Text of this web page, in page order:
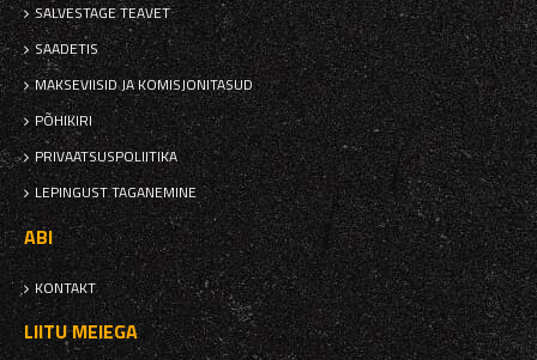
SALVESTAGE TEAVET
SAADETIS
MAKSEVIISID JA KOMISJONITASUD
PÕHIKIRI
PRIVAATSUSPOLIITIKA
LEPINGUST TAGANEMINE
ABI
KONTAKT
LIITU MEIEGA